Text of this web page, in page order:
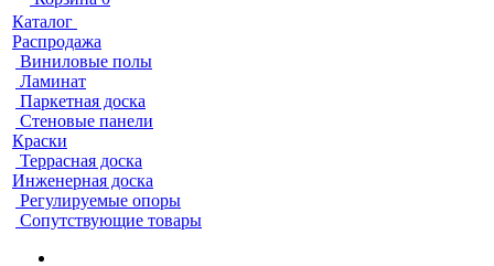
Каталог
Распродажа
Виниловые полы
Ламинат
Паркетная доска
Стеновые панели
Краски
Террасная доска
Инженерная доска
Регулируемые опоры
Сопутствующие товары